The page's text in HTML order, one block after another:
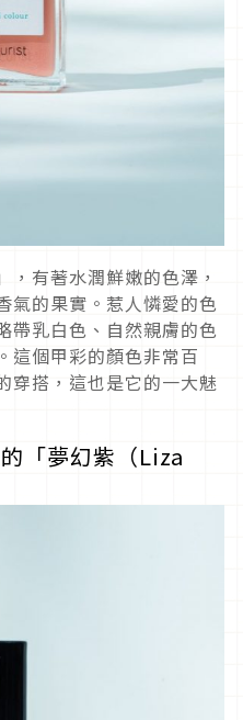
有著水潤鮮嫩的色澤，
氣的果實。惹人憐愛的色
帶乳白色、自然親膚的色
這個甲彩的顏色非常百
穿搭，這也是它的一大魅
「夢幻紫（Liza